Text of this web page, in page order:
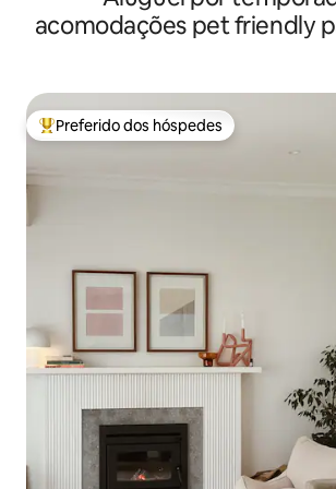
acomodações pet friendly
Entre os melhores preferidos dos hóspedes
Preferido dos hóspedes